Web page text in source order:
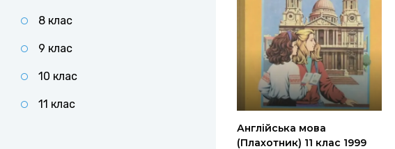
Англійська мова
(Плахотник) 11 клас 1999
8 клас
9 клас
10 клас
11 клас